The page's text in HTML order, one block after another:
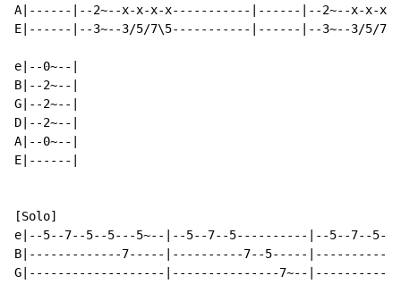
A|------|--2~--x-x-x-x-----------|------|--2~--x-x-
E|------|--3~--3/5/7\5-----------|------|--3~--3/
e|--0~--|
B|--2~--|
G|--2~--|
D|--2~--|
A|--0~--|
E|------|
[Solo]
e|--5--7--5--5---5~--|--5--7--5----------|--5--7--
B|-------------7-----|----------7--5-----
G|-------------------|---------------7~--